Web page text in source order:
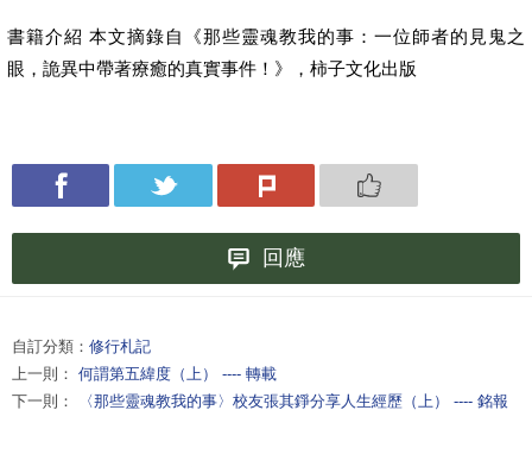
書籍介紹 本文摘錄自《那些靈魂教我的事：一位師者的見鬼之
眼，詭異中帶著療癒的真實事件！》，柿子文化出版
回應
自訂分類： 修行札記
上一則： 何謂第五緯度（上） ---- 轉載
下一則：
〈那些靈魂教我的事〉校友張其錚分享人生經歷（上） ---- 銘報